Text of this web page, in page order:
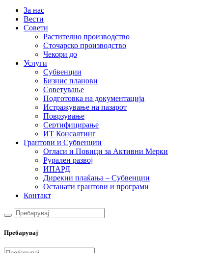
За нас
Вести
Совети
Растително производство
Сточарско производство
Чекори до
Услуги
Субвенции
Бизнис планови
Советување
Подготовка на документација
Истражување на пазарот
Поврзување
Сертифицирање
ИТ Консалтинг
Грантови и Субвенции
Огласи и Повици за Активни Мерки
Рурален развој
ИПАРД
Дирекни плаќања – Субвенции
Останати грантови и програми
Контакт
Пребарувај